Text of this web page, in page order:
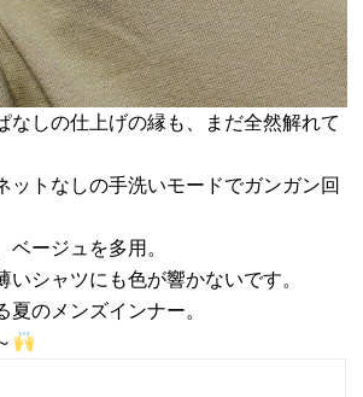
なしの仕上げの縁も、まだ全然解れて
ットなしの手洗いモードでガンガン回
ベージュを多用。
いシャツにも色が響かないです。
夏のメンズインナー。